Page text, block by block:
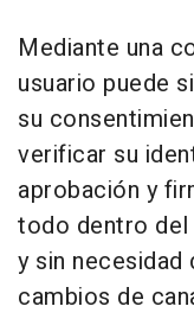
Mediante una
usuario puede
su
verificar su
aprobación y
todo dentro
y sin
cambios de